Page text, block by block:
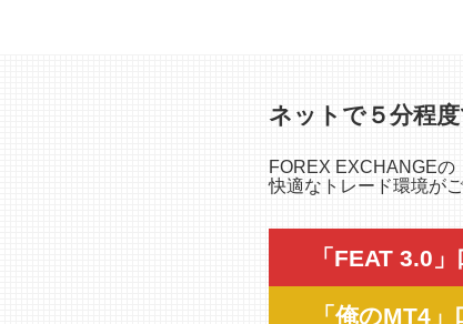
ネットで５分程
FOREX EXCHANGEの
快適なトレード環境が
「FEAT 3.0
「俺のMT4